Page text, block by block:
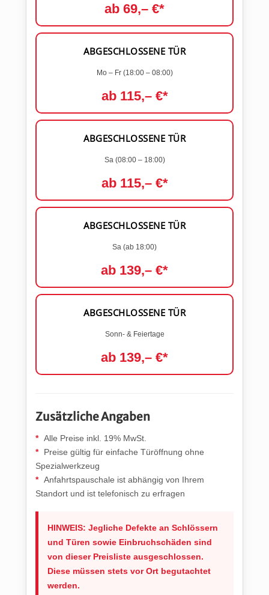
ab 69,– €*
ABGESCHLOSSENE TÜR
Mo – Fr (18:00 – 08:00)
ab 115,– €*
ABGESCHLOSSENE TÜR
Sa (08:00 – 18:00)
ab 115,– €*
ABGESCHLOSSENE TÜR
Sa (ab 18:00)
ab 139,– €*
ABGESCHLOSSENE TÜR
Sonn- & Feiertage
ab 139,– €*
Zusätzliche Angaben
Alle Preise inkl. 19% MwSt.
Preise gültig für einfache Türöffnung ohne
Spezialwerkzeug
Anfahrtspauschale ist abhängig von Ihrem
Standort und ist telefonisch zu erfragen
HINWEIS: Jegliche Defekte an Schlössern
und Türen sowie Einbruchschäden sind
von dieser Preisliste ausgeschlossen.
Diese müssen stets vor Ort begutachtet
werden.